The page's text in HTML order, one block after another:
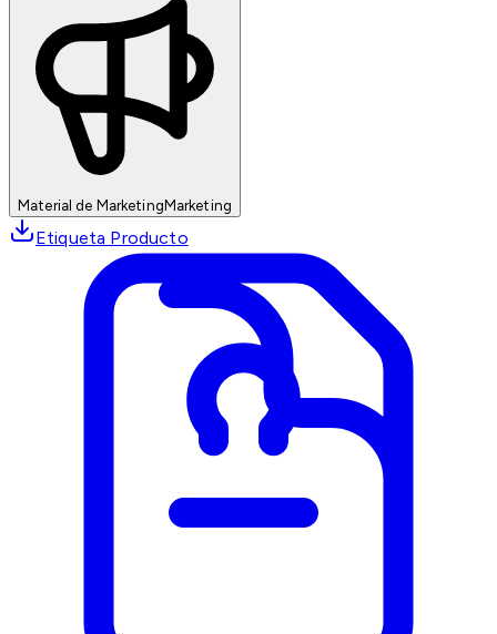
Material de MarketingMarketing
Etiqueta Producto